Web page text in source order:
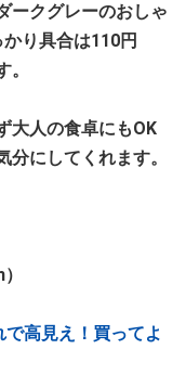
ークグレーのおしゃ
り具合は110円
大人の食卓にもOK
にしてくれます。
で高見え！買ってよ